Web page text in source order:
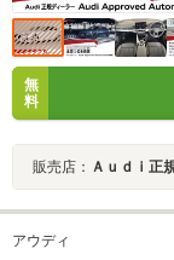
無
料
販売店： Ａｕｄｉ正規デ
アウディ